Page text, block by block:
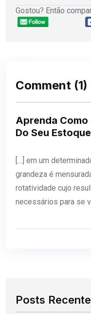
Gostou? Então
Comment (1)
Aprenda Como
Do Seu
[…] em um
grandeza é
rotatividade cujo
necessários para se
Posts